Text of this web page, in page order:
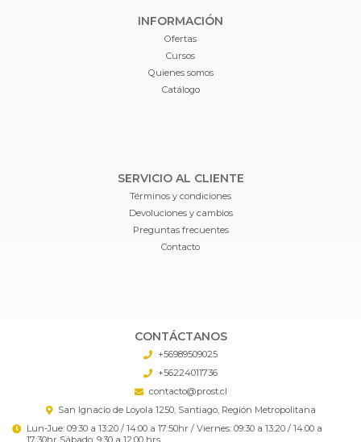
INFORMACIÓN
Ofertas
Cursos
Quienes somos
Catálogo
SERVICIO AL CLIENTE
Términos y condiciones
Devoluciones y cambios
Preguntas frecuentes
Contacto
CONTÁCTANOS
+56989509025
+56224011736
contacto@prost.cl
San Ignacio de Loyola 1250, Santiago, Región Metropolitana
Lun-Jue: 09:30 a 13:20 / 14:00 a 17:50hr / Viernes: 09:30 a 13:20 / 14:00 a
17:30hr Sábado: 9:30 a 12:00 hrs